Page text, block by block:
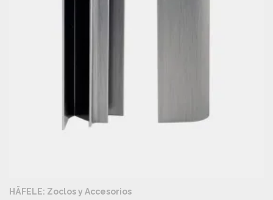
HÄFELE: Zoclos y Accesorios